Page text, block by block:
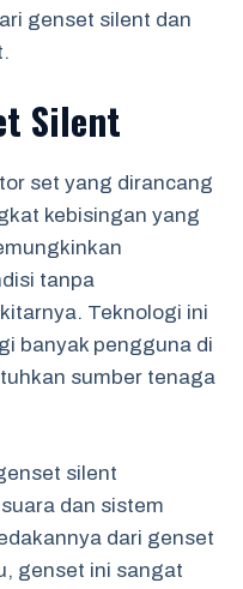
genset silent dan
Silent
set yang dirancang
kebisingan yang
tanpa
Teknologi ini
banyak pengguna di
sumber tenaga
silent
dan sistem
dari genset
genset ini sangat